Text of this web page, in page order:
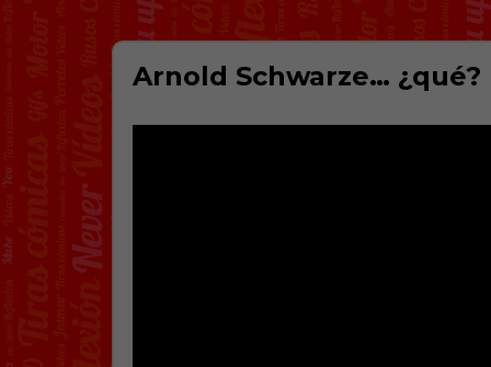
Arnold Schwarze… ¿qué?